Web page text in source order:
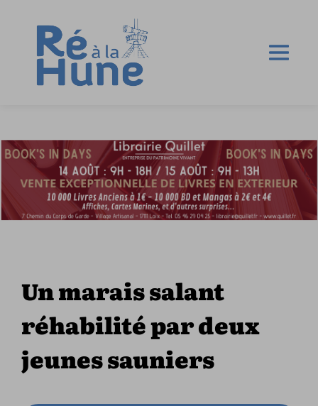
Un marais salant
réhabilité par deux
jeunes sauniers